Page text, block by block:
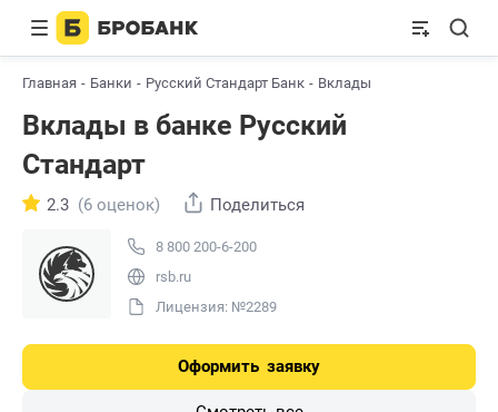
Главная Банки Русский Стандарт Банк Вклады
Вклады в банке Русский
Стандарт
8 800 200-6-200
rsb.ru
Лицензия: №2289
2.3 (6 оценок) Поделиться
Оформить заявку